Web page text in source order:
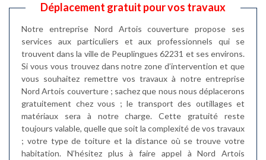
Déplacement gratuit pour vos travaux
Notre entreprise Nord Artois couverture propose ses
services aux particuliers et aux professionnels qui se
trouvent dans la ville de Peuplingues 62231 et ses environs.
Si vous vous trouvez dans notre zone d’intervention et que
vous souhaitez remettre vos travaux à notre entreprise
Nord Artois couverture ; sachez que nous nous déplacerons
gratuitement chez vous ; le transport des outillages et
matériaux sera à notre charge. Cette gratuité reste
toujours valable, quelle que soit la complexité de vos travaux
; votre type de toiture et la distance où se trouve votre
habitation. N’hésitez plus à faire appel à Nord Artois